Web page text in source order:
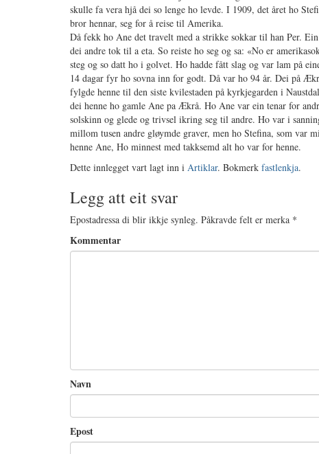
skulle fa vera hjå dei so lenge ho levde. I 1909, det året ho
bror hennar, seg for å reise til Amerika.
Då fekk ho Ane det travelt med a strikke sokkar til han Per.
dei andre tok til a eta. So reiste ho seg og sa: «No er
steg og so datt ho i golvet. Ho hadde fått slag og var lam på
14 dagar fyr ho sovna inn for godt. Då var ho 94 år. Dei på
fylgde henne til den siste kvilestaden på kyrkjegarden i
dei henne ho gamle Ane pa Ækrå. Ho Ane var ein tenar for
solskinn og glede og trivsel ikring seg til andre. Ho var i
millom tusen andre gløymde graver, men ho Stefina, som var
henne Ane, Ho minnest med takksemd alt ho var for henne.
Dette innlegget vart lagt inn i Artiklar. Bokmerk fastlenkja.
Legg att eit svar
Epostadressa di blir ikkje synleg. Påkravde felt er merka *
Kommentar
Navn
Epost